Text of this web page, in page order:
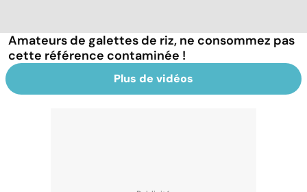
Amateurs de galettes de riz, ne consommez pas
cette référence contaminée !
Plus de vidéos